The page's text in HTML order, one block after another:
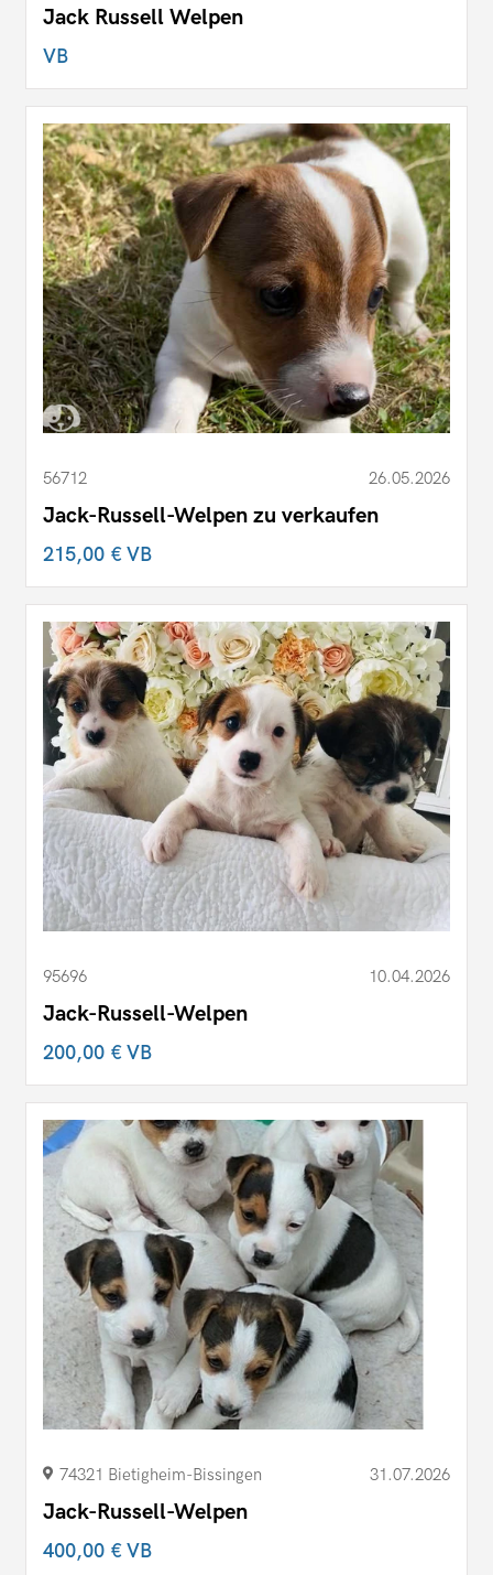
Jack Russell Welpen
VB
56712 26.05.2026
Jack-Russell-Welpen zu verkaufen
215,00 €VB
95696 10.04.2026
Jack-Russell-Welpen
200,00 €VB
74321 Bietigheim-Bissingen 31.07.2026
Jack-Russell-Welpen
400,00 €VB